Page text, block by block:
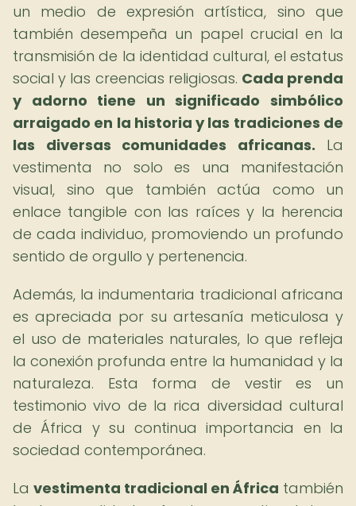
un medio de expresión artística, sino que
también desempeña un papel crucial en la
transmisión de la identidad cultural, el estatus
social y las creencias religiosas. Cada prenda
y adorno tiene un significado simbólico
arraigado en la historia y las tradiciones de
las diversas comunidades africanas. La
vestimenta no solo es una manifestación
visual, sino que también actúa como un
enlace tangible con las raíces y la herencia
de cada individuo, promoviendo un profundo
sentido de orgullo y pertenencia.
Además, la indumentaria tradicional africana
es apreciada por su artesanía meticulosa y
el uso de materiales naturales, lo que refleja
la conexión profunda entre la humanidad y la
naturaleza. Esta forma de vestir es un
testimonio vivo de la rica diversidad cultural
de África y su continua importancia en la
sociedad contemporánea.
La vestimenta tradicional en África también